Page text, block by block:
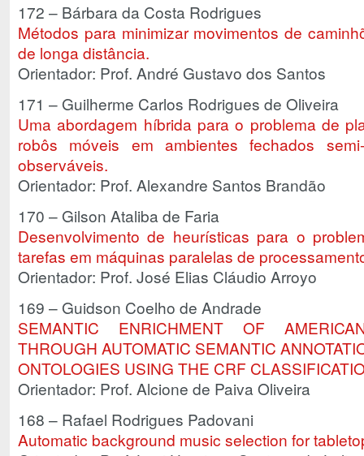
172 – Bárbara da Costa Rodrigues
Métodos para minimizar movimentos de
de longa distância.
Orientador: Prof. André Gustavo dos Santos
171 – Guilherme Carlos Rodrigues de Oliveira
Uma abordagem híbrida para o problema de
robôs móveis em ambientes fechados semi-
observáveis.
Orientador: Prof. Alexandre Santos Brandão
170 – Gilson Ataliba de Faria
Desenvolvimento de heurísticas para o
tarefas em máquinas paralelas de
Orientador: Prof. José Elias Cláudio Arroyo
169 – Guidson Coelho de Andrade
SEMANTIC ENRICHMENT OF
THROUGH AUTOMATIC SEMANTIC
ONTOLOGIES USING THE CRF
Orientador: Prof. Alcione de Paiva Oliveira
168 – Rafael Rodrigues Padovani
Automatic background music selection for